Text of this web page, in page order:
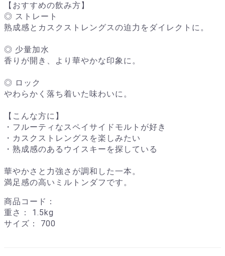
【おすすめの飲み方】
◎ ストレート
熟成感とカスクストレングスの迫力をダイレクトに。
◎ 少量加水
香りが開き、より華やかな印象に。
◎ ロック
やわらかく落ち着いた味わいに。
【こんな方に】
・フルーティなスペイサイドモルトが好き
・カスクストレングスを楽しみたい
・熟成感のあるウイスキーを探している
華やかさと力強さが調和した一本。
満足感の高いミルトンダフです。
商品コード：
重さ： 1.5kg
サイズ： 700